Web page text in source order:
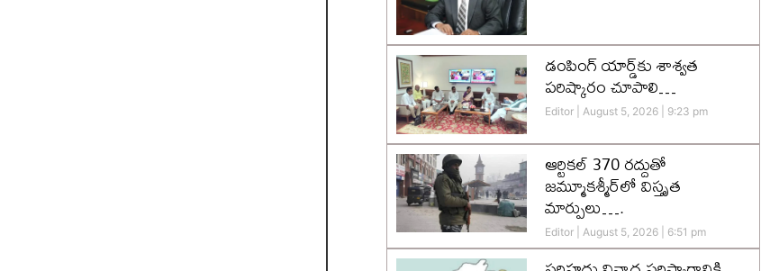
డంపింగ్ యార్డ్‌కు శాశ్వత
పరిష్కారం చూపాలి…
Editor August 5, 2026 9:23 pm
ఆర్టికల్ 370 రద్దుతో
జమ్మూకశ్మీర్‌లో విస్తృత
మార్పులు….
Editor August 5, 2026 6:51 pm